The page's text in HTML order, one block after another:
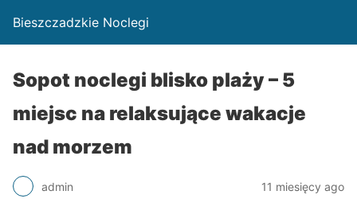
Bieszczadzkie Noclegi
Sopot noclegi blisko plaży – 5
miejsc na relaksujące wakacje
nad morzem
admin 11 miesięcy ago